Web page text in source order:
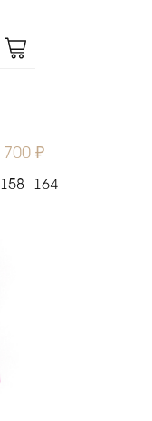
700 ₽
158 164